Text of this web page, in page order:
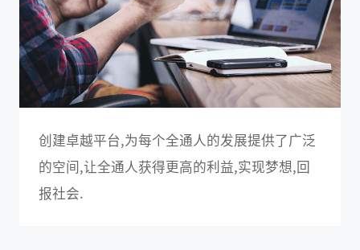
创建卓越平台,为每个全通人的发展提供了广泛
的空间,让全通人获得更高的利益,实现梦想,回
报社会.